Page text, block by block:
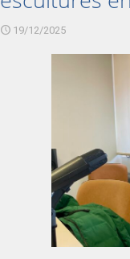
19/12/2025